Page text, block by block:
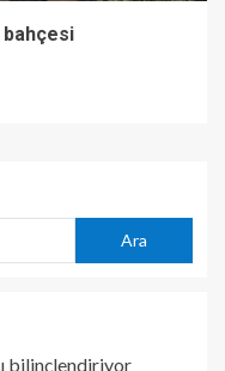
bahçesi
Ara
bilinçlendiriyor